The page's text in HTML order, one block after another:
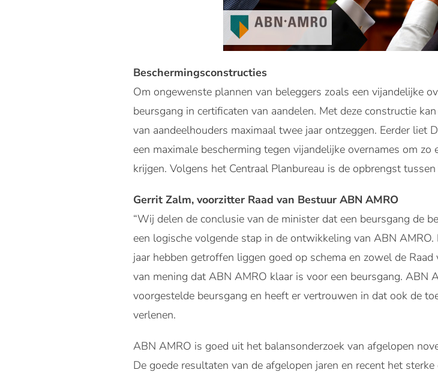
Beschermingsconstructies
Om ongewenste plannen van beleggers zoals een vijandelijke
beursgang in certificaten van aandelen. Met deze constructie
van aandeelhouders maximaal twee jaar ontzeggen. Eerder liet
een maximale bescherming tegen vijandelijke overnames om
krijgen. Volgens het Centraal Planbureau is de opbrengst
Gerrit Zalm, voorzitter Raad van Bestuur ABN AMRO
“Wij delen de conclusie van de minister dat een beursgang de
een logische volgende stap in de ontwikkeling van ABN
jaar hebben getroffen liggen goed op schema en zowel de
van mening dat ABN AMRO klaar is voor een beursgang. ABN
voorgestelde beursgang en heeft er vertrouwen in dat ook de
verlenen.
ABN AMRO is goed uit het balansonderzoek van afgelopen
De goede resultaten van de afgelopen jaren en recent het